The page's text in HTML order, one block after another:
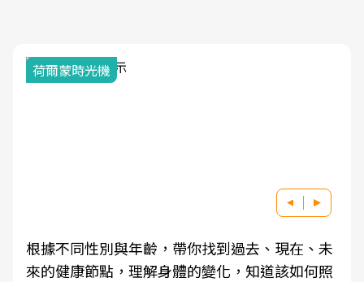
荷爾蒙時光機
根據不同性別與年齡，帶你找到過去、現在、未
來的健康節點，理解身體的變化，知道該如何照